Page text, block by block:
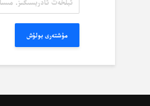
ئادرېسىڭىز.
مۇشتەرى بولۇش